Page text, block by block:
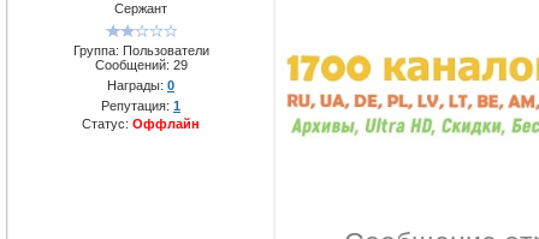
Сержант
Группа: Пользователи
Сообщений: 29
Награды: 0
Репутация: 1
Статус: Оффлайн